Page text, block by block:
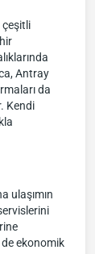
çeşitli
Antray
da
Kendi
ulaşımın
ekonomik